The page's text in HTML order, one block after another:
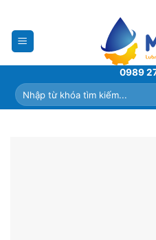
content
0989
Tìm
kiếm: